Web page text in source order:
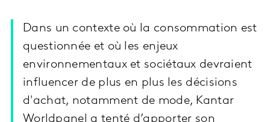
Dans un contexte où la consommation est
questionnée et où les enjeux
environnementaux et sociétaux devraient
influencer de plus en plus les décisions
d'achat, notamment de mode, Kantar
Worldpanel a tenté d’apporter son